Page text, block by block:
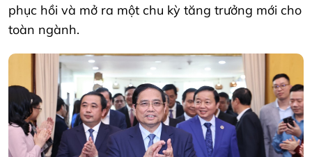
phục hồi và mở ra một chu kỳ tăng trưởng mới cho
toàn ngành.